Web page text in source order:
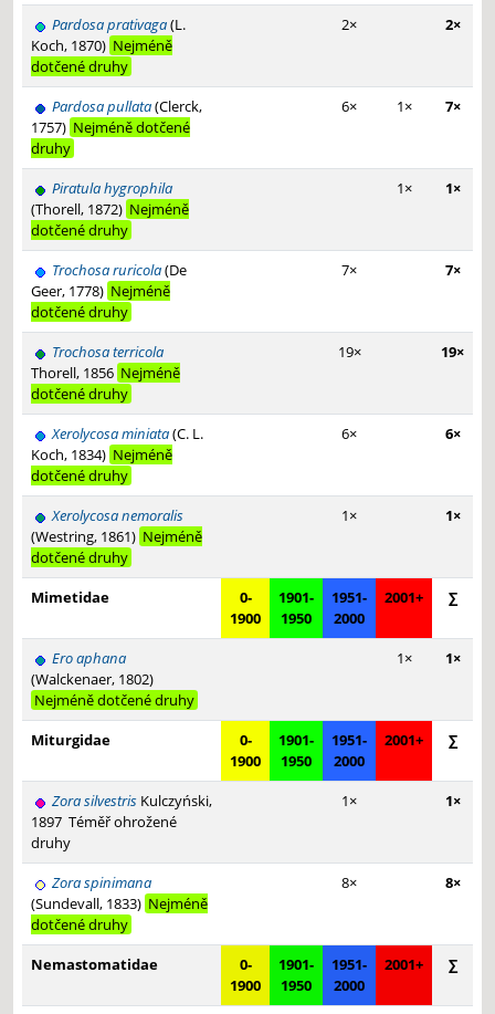
Pardosa prativaga(L.
Koch, 1870) Nejméně
dotčené druhy
2× 2×
Pardosa pullata(Clerck,
1757) Nejméně dotčené
druhy
6× 1× 7×
Piratula hygrophila
(Thorell, 1872) Nejméně
dotčené druhy
1× 1×
Trochosa ruricola(De
Geer, 1778) Nejméně
dotčené druhy
7× 7×
Trochosa terricola
Thorell, 1856 Nejméně
dotčené druhy
19× 19×
Xerolycosa miniata(C. L.
Koch, 1834) Nejméně
dotčené druhy
6× 6×
Xerolycosa nemoralis
(Westring, 1861) Nejméně
dotčené druhy
1× 1×
Mimetidae
0-
1900
1901-
1950
1951-
2000
2001+ ∑
Ero aphana
(Walckenaer, 1802)
Nejméně dotčené druhy
1× 1×
Miturgidae
0-
1900
1901-
1950
1951-
2000
2001+ ∑
Zora silvestris Kulczyński,
1897 Téměř ohrožené
druhy
1× 1×
Zora spinimana
(Sundevall, 1833) Nejméně
dotčené druhy
8× 8×
Nemastomatidae
0-
1900
1901-
1950
1951-
2000
2001+ ∑